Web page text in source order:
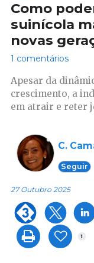
Como
suinícola
novas
1 comentários
Apesar da
crescimento, a
em atrair e reter
C.
Seguir
27 Outubro 2025
1